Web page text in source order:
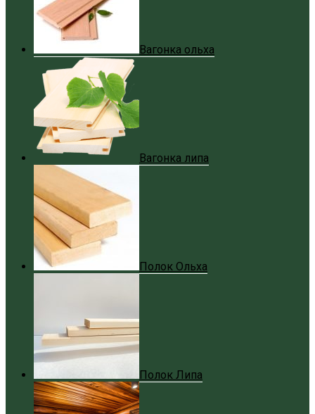
Вагонка ольха
Вагонка липа
Полок Ольха
Полок Липа